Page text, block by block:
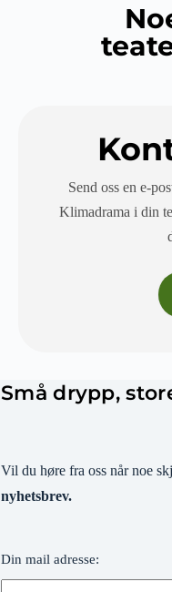
Send oss en e-
Klimadrama i din
Små drypp,
Vil du høre fra oss når noe
nyhetsbrev.
Din mail adresse: